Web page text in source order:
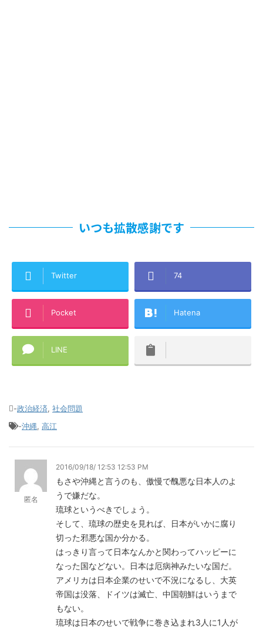
いつも拡散感謝です
Twitter 74
Pocket Hatena
LINE
-政治経済, 社会問題
-沖縄, 高江
匿名
2016/09/18/ 12:53 12:53 PM
もさや沖縄と言うのも、傲慢で醜悪な日本人のよ
うで嫌だな。
琉球というべきでしょう。
そして、琉球の歴史を見れば、日本がいかに腐り
切った邪悪な国か分かる。
はっきり言って日本なんかと関わってハッピーに
なった国などない。日本は厄病神みたいな国だ。
アメリカは日本企業のせいで不況になるし、大英
帝国は没落、ドイツは滅亡、中国朝鮮はいうまで
もない。
琉球は日本のせいで戦争に巻き込まれ3人に1人が